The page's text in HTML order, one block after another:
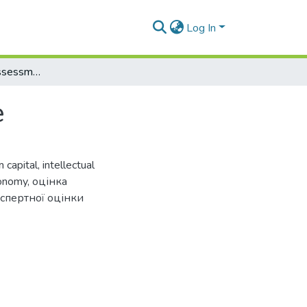
Log In
Expert computer assessment of knowledge
capital, intellectual
, оцінка
оцінки